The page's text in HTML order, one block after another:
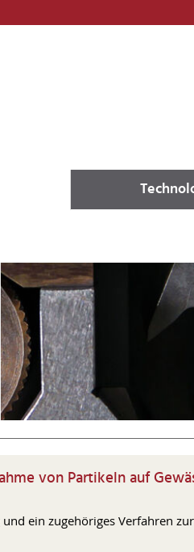
von Partikeln auf
ein zugehöriges Verfahren